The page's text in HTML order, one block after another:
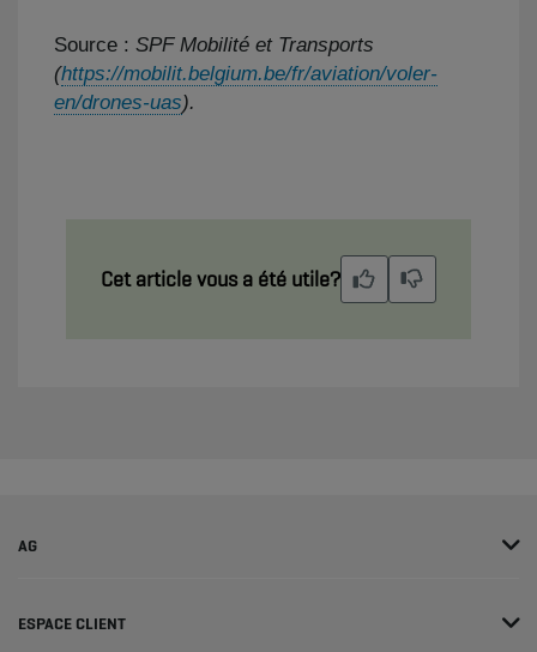
Source : SPF Mobilité et Transports
(https://mobilit.belgium.be/fr/aviation/voler-
en/drones-uas​​). ​
Cet article vous a été utile?
AG
ESPACE CLIENT